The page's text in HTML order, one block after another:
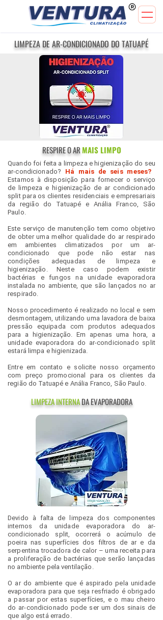
LIMPEZA DE AR-CONDICIONADO DO TATUAPÉ
RESPIRE O ARMAIS LIMPO
Quando foi feita a limpeza e higienização do seu
ar-condicionado? Há mais de seis meses?
Estamos à disposição para fornecer o serviço
de limpeza e higienização de ar condicionado
split para os clientes residenciais e empresariais
da região do Tatuapé e Anália Franco, São
Paulo.
Este serviço de manutenção tem como objetivo
de obter uma melhor qualidade do ar respirado
em ambientes climatizados por um ar-
condicionado que pode não estar nas
condições adequadas de limpeza e
higienização. Neste caso podem existir
bactérias e fungos na unidade evaporadora
instalada no ambiente, que são lançados no ar
respirado.
Nosso procedimento é realizado no local e sem
desmontagem, utilizando uma lavadora de baixa
pressão equipada com produtos adequados
para a higienização. Em apenas uma hora, a
unidade evaporadora do ar-condicionado split
estará limpa e higienizada.
Entre em contato e solicite nosso orçamento
com preço promocional para os clientes da
região do Tatuapé e Anália Franco, São Paulo.
LIMPEZA INTERNADA EVAPORADORA
Devido à falta de limpeza dos componentes
internos da unidade evaporadora do ar-
condicionado split, ocorrerá o acúmulo de
poeira nas superfícies dos filtros de ar e da
serpentina trocadora de calor – uma receita para
a proliferação de bactérias que serão lançadas
no ambiente pela ventilação. ​
O ar do ambiente que é aspirado pela unidade
evaporadora para que seja resfriado é obrigado
a passar por estas superfícies, e o mau cheiro
do ar-condicionado pode ser um dos sinais de
que algo está errado.